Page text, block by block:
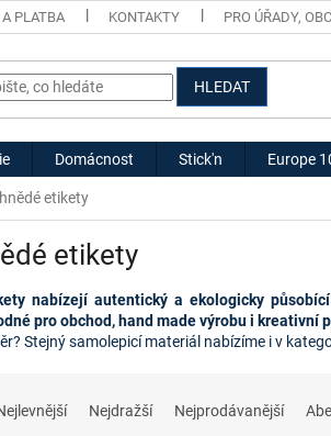
PLATBA KONTAKTY PRO ÚŘADY,
HLEDAT
Domácnost Stick'n Europe
etikety
etikety
nabízejí autentický a ekologicky
pro obchod, hand made výrobu i kreativní
Stejný samolepicí materiál nabízíme i v
Nejdražší Nejprodávanější